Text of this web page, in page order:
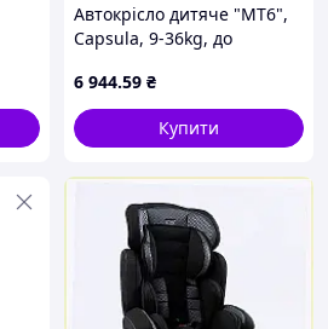
бежевому, коричневому.
Автокрісло дитяче "MT6",
Capsula, 9-36kg, до
6 944.59 ₴
Купити